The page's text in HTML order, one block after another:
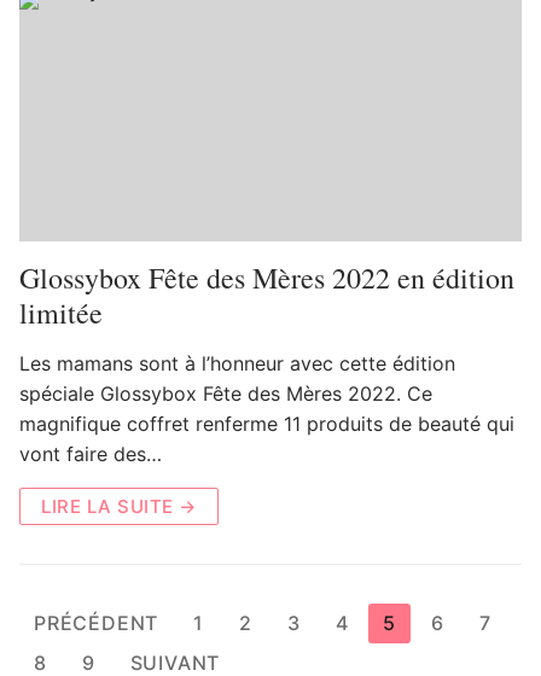
Glossybox Fête des Mères 2022 en édition
limitée
Les mamans sont à l’honneur avec cette édition
spéciale Glossybox Fête des Mères 2022. Ce
magnifique coffret renferme 11 produits de beauté qui
vont faire des…
LIRE LA SUITE →
Pagination
des
PRÉCÉDENT 1 2 3 4 5 6
7
8
9 SUIVANT